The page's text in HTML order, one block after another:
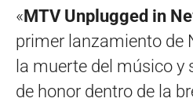
«MTV Unplugged in
primer lanzamiento de
la muerte del músico y
de honor dentro de la